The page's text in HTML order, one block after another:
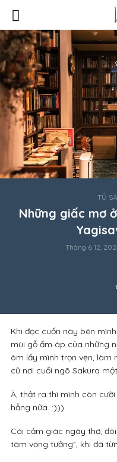
TỦ
Những giấc mơ
Tháng 6 12,
Khi đọc cuốn này bên
mùi gỗ ấm áp của những
ôm lấy mình trọn vẹn, làm
cũ nơi cuối ngõ Sakura
À, thật ra thì mình còn
hẫng nữa. :)))
Cái cảm giác ngây thơ, đ
tâm vọng tưởng”, khi đã